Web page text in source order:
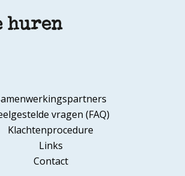
huren
vragen (FAQ)
Klachtenprocedure
Links
Contact